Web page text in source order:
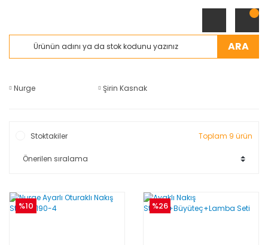
ARA
Nurge Şirin Kasnak
Stoktakiler Toplam 9 ürün
%10 %26